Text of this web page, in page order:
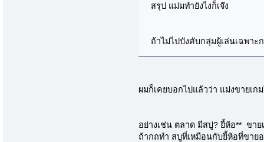
สรุป แม่มทำยังไงก็เจ๊ง
ถ้าไม่ไปบังคับกลุ่มผู้เล่นเฉพาะ
ผมก็เคยบอกไปแล้วว่า แม่งขายเ
อย่างเช่น ตลาด มีสบู่? ยี้ห้อ** ขาย
ถ้ากถทำ สบูที่เหมือนกับยี้ห้อที่ขาย